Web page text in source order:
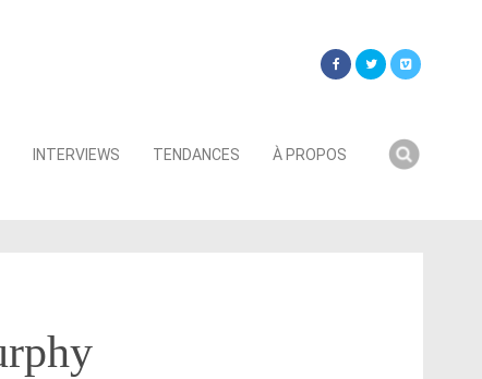
INTERVIEWS TENDANCES À PROPOS